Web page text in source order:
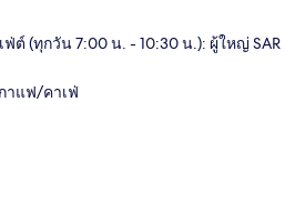
ต์ (ทุกวัน 7:00 น. - 10:30 น.): ผู้ใหญ่ SAR
าแฟ/คาเฟ่